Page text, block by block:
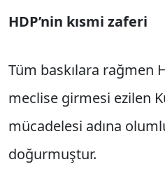
HDP’nin kısmi zaferi
Tüm baskılara rağmen
meclise girmesi ezilen
mücadelesi adına
doğurmuştur.